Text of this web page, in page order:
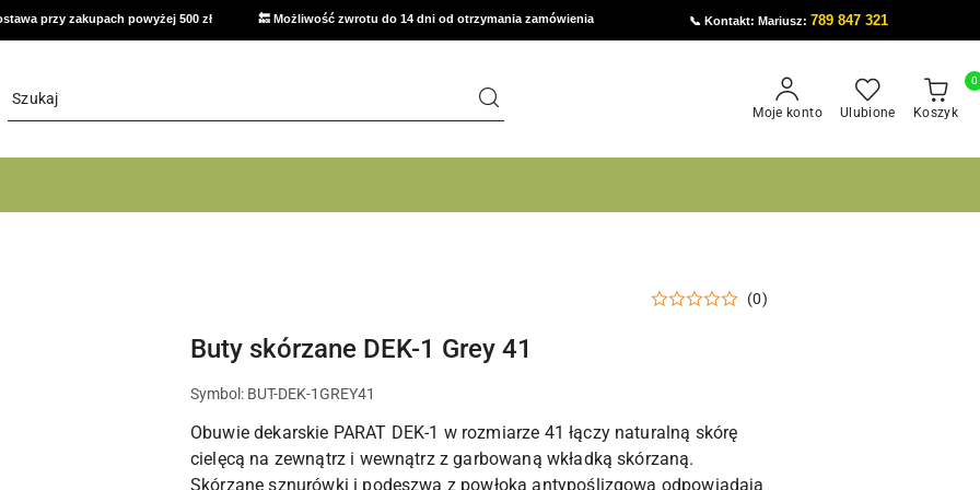
przy zakupach powyżej 500 zł 🔙 Możliwość zwrotu do 14 dni od otrzymania zamówienia 📞 Kontakt: Mariusz:789 847 321
Moje konto Ulubione Koszyk
0
(0)
Buty skórzane DEK-1 Grey 41
Symbol: BUT-DEK-1GREY41
Obuwie dekarskie PARAT DEK-1 w rozmiarze 41 łączy naturalną skórę
cielęcą na zewnątrz i wewnątrz z garbowaną wkładką skórzaną.
Skórzane sznurówki i podeszwa z powłoką antypoślizgową odpowiadają